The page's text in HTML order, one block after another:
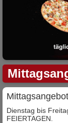
Mittagsangebot
Dienstag bis
FEIERTAGEN.